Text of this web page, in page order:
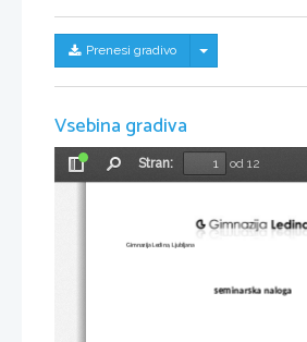
Prenesi gradivo Skrij/prikaži meni
Vsebina gradiva
Preklopi
Stran:
od 12
Gimnazija Ledina, Ljubljana
seminarska naloga